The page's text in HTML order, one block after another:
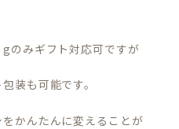
のみギフト対応可ですが
装も可能です。
かんたんに変えることが